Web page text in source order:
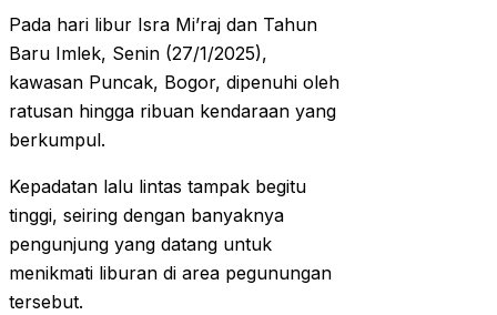
Pada hari libur Isra Mi’raj dan Tahun
Baru Imlek, Senin (27/1/2025),
kawasan Puncak, Bogor, dipenuhi oleh
ratusan hingga ribuan kendaraan yang
berkumpul.
Kepadatan lalu lintas tampak begitu
tinggi, seiring dengan banyaknya
pengunjung yang datang untuk
menikmati liburan di area pegunungan
tersebut.